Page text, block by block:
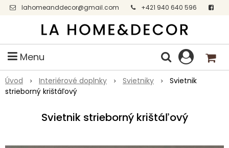
lahomeanddecor@gmail.com
+421 940 640 596
Facebook
Menu
Úvod Interiérové doplnky Svietniky
Svietnik
strieborný krištáľový
Svietnik strieborný krištáľový